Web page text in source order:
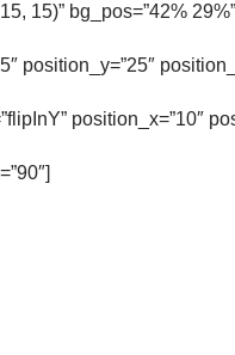
15)” bg_pos=”42%
position_y=”25″
position_x=”10″